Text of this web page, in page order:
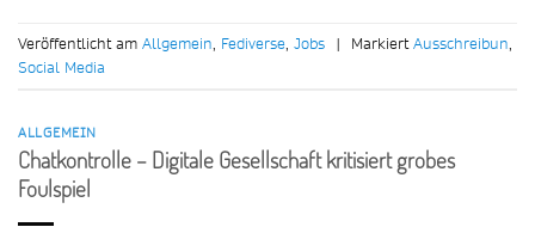
Veröffentlicht am Allgemein, Fediverse, Jobs | MarkiertAusschreibun,
Social Media
ALLGEMEIN
Chatkontrolle – Digitale Gesellschaft kritisiert grobes
Foulspiel